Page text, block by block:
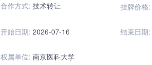
合作方式: 技术转让 挂牌价格:
开始日期: 2026-07-16 结束日期:
权属单位: 南京医科大学